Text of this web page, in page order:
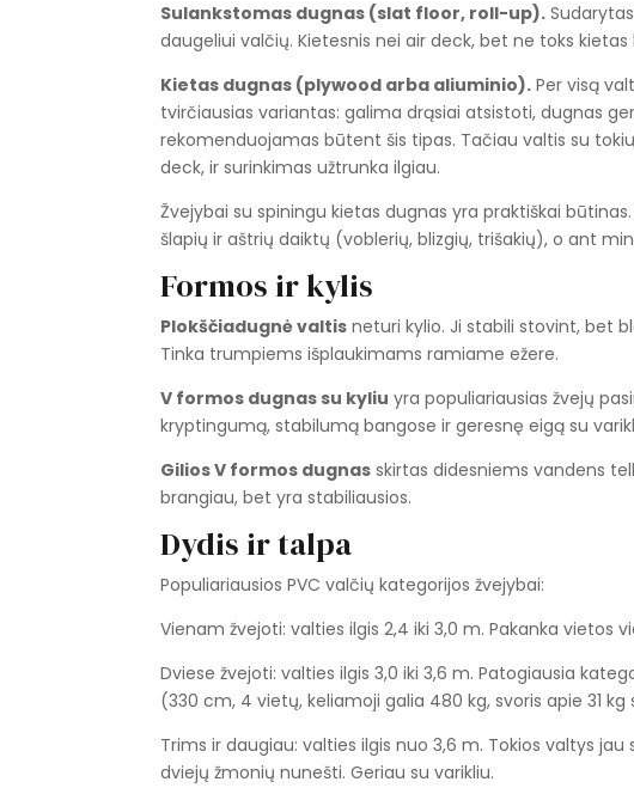
Sulankstomas dugnas (slat floor, roll-up).
daugeliui valčių. Kietesnis nei air deck, bet ne toks kietas
Kietas dugnas (plywood arba aliuminio). Per visą
tvirčiausias variantas: galima drąsiai atsistoti, dugnas
rekomenduojamas būtent šis tipas. Tačiau valtis su
deck, ir surinkimas užtrunka ilgiau.
Žvejybai su spiningu kietas dugnas yra praktiškai
šlapių ir aštrių daiktų (voblerių, blizgių, trišakių), o ant
Formos ir kylis
Plokščiadugnė valtis neturi kylio. Ji stabili stovint, bet
Tinka trumpiems išplaukimams ramiame ežere.
V formos dugnas su kyliu yra populiariausias žvejų
kryptingumą, stabilumą bangose ir geresnę eigą su
Gilios V formos dugnas skirtas didesniems vandens
brangiau, bet yra stabiliausios.
Dydis ir talpa
Populiariausios PVC valčių kategorijos žvejybai:
Vienam žvejoti: valties ilgis 2,4 iki 3,0 m. Pakanka vietos
Dviese žvejoti: valties ilgis 3,0 iki 3,6 m. Patogiausia
(330 cm, 4 vietų, keliamoji galia 480 kg, svoris apie 31 kg
Trims ir daugiau: valties ilgis nuo 3,6 m. Tokios valtys
dviejų žmonių nunešti. Geriau su varikliu.